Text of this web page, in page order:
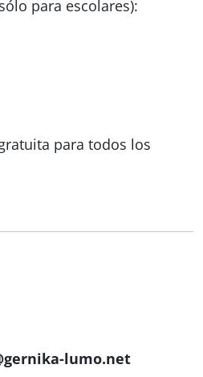
para escolares):
para todos los
lumo.net